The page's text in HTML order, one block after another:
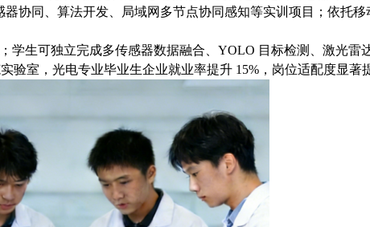
协同、算法开发、局域网多节点协同感知等实训项目；依托
学生可独立完成多传感器数据融合、YOLO 目标检测、激光雷
室，光电专业毕业生企业就业率提升 15%，岗位适配度显著